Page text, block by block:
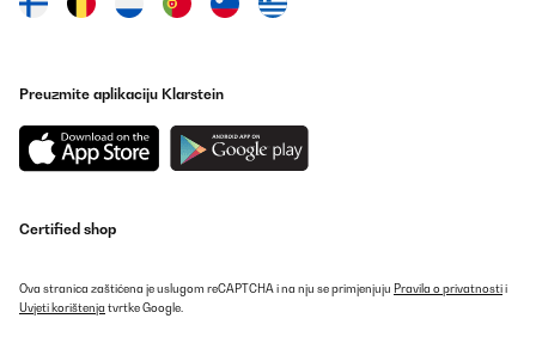
Preuzmite aplikaciju Klarstein
Certified shop
Ova stranica zaštićena je uslugom reCAPTCHA i na nju se primjenjuju Pravila o privatnostii
Uvjeti korištenja tvrtke Google.